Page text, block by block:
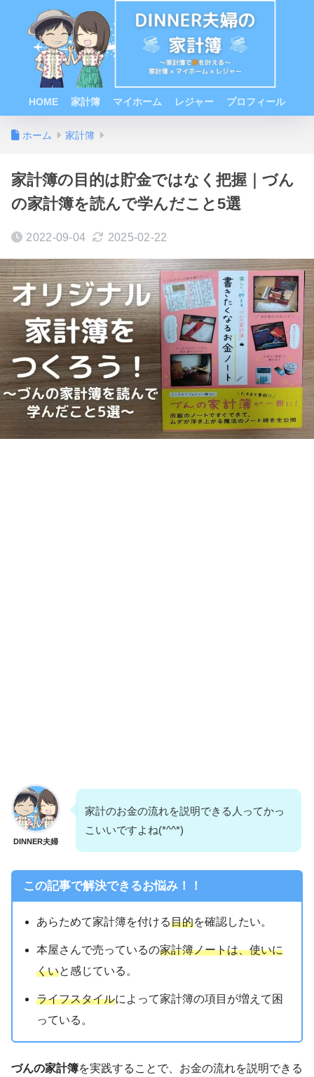
HOME 家計簿 マイホーム レジャー プロフィール
ホーム 家計簿
家計簿の目的は貯金ではなく把握｜づん
の家計簿を読んで学んだこと5選
2022-09-04 2025-02-22
DINNER夫婦
家計のお金の流れを説明できる人ってかっ
こいいですよね(*^^*)
この記事で解決できるお悩み！！
あらためて家計簿を付ける目的を確認したい。
本屋さんで売っているの家計簿ノートは、使いに
くいと感じている。
ライフスタイルによって家計簿の項目が増えて困
っている。
づんの家計簿を実践することで、お金の流れを説明できる